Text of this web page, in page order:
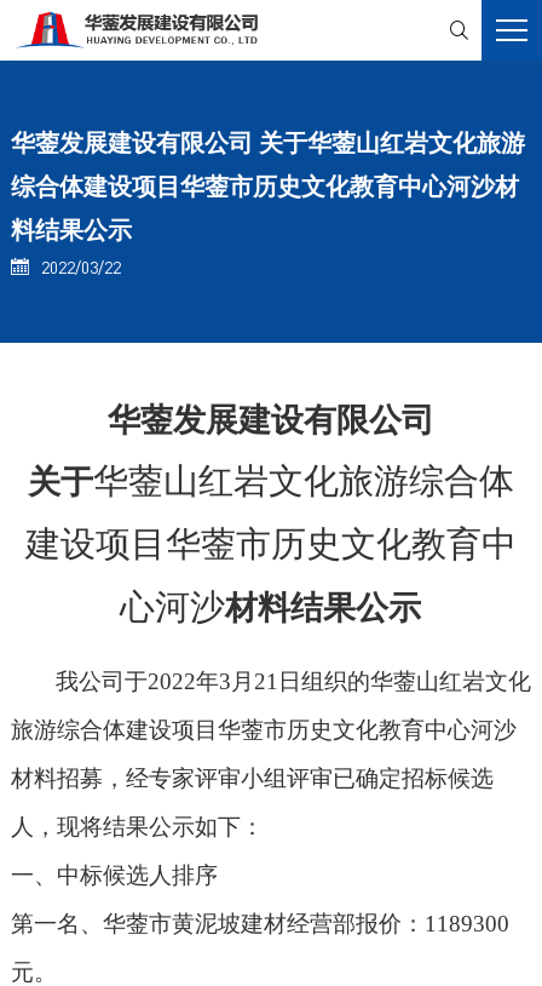

华蓥发展建设有限公司 关于华蓥山红岩文化旅游
综合体建设项目华蓥市历史文化教育中心河沙材
料结果公示
 2022/03/22
华蓥发展建设有限公司
关于华蓥山红岩文化旅游综合体
建设项目华蓥市历史文化教育中
心河沙材料结果公示
我公司于2022年3 月 21 日组织的华蓥山红岩文化
旅游综合体建设项目华蓥市历史文化教育中心河沙
材料招募 ，经专家评审小组评审已确定招标候选
人，现将结果公示如下：
一、中标候选人排序
第一名 、华蓥市黄泥坡建材经营部报价： 1189300
元。